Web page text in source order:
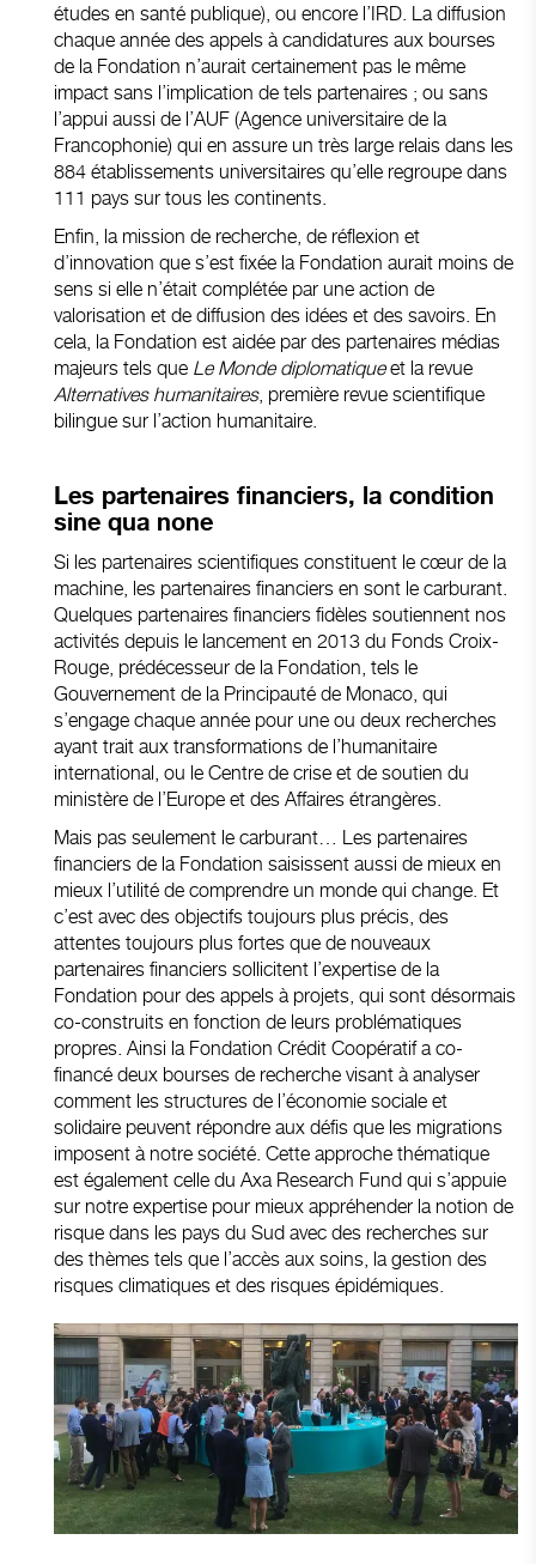
études en santé publique), ou encore l’IRD. La diffusion
chaque année des appels à candidatures aux bourses
de la Fondation n’aurait certainement pas le même
impact sans l’implication de tels partenaires ; ou sans
l’appui aussi de l’AUF (Agence universitaire de la
Francophonie) qui en assure un très large relais dans les
884 établissements universitaires qu’elle regroupe dans
111 pays sur tous les continents.
Enfin, la mission de recherche, de réflexion et
d’innovation que s’est fixée la Fondation aurait moins de
sens si elle n’était complétée par une action de
valorisation et de diffusion des idées et des savoirs. En
cela, la Fondation est aidée par des partenaires médias
majeurs tels que Le Monde diplomatiqueet la revue
Alternatives humanitaires, première revue scientifique
bilingue sur l’action humanitaire.
Les partenaires financiers, la condition
sine qua none
Si les partenaires scientifiques constituent le cœur de la
machine, les partenaires financiers en sont le carburant.
Quelques partenaires financiers fidèles soutiennent nos
activités depuis le lancement en 2013 du Fonds Croix-
Rouge, prédécesseur de la Fondation, tels le
Gouvernement de la Principauté de Monaco, qui
s’engage chaque année pour une ou deux recherches
ayant trait aux transformations de l’humanitaire
international, ou le Centre de crise et de soutien du
ministère de l’Europe et des Affaires étrangères.
Mais pas seulement le carburant… Les partenaires
financiers de la Fondation saisissent aussi de mieux en
mieux l’utilité de comprendre un monde qui change. Et
c’est avec des objectifs toujours plus précis, des
attentes toujours plus fortes que de nouveaux
partenaires financiers sollicitent l’expertise de la
Fondation pour des appels à projets, qui sont désormais
co-construits en fonction de leurs problématiques
propres. Ainsi la Fondation Crédit Coopératif a co-
financé deux bourses de recherche visant à analyser
comment les structures de l’économie sociale et
solidaire peuvent répondre aux défis que les migrations
imposent à notre société. Cette approche thématique
est également celle du Axa Research Fund qui s’appuie
sur notre expertise pour mieux appréhender la notion de
risque dans les pays du Sud avec des recherches sur
des thèmes tels que l’accès aux soins, la gestion des
risques climatiques et des risques épidémiques.